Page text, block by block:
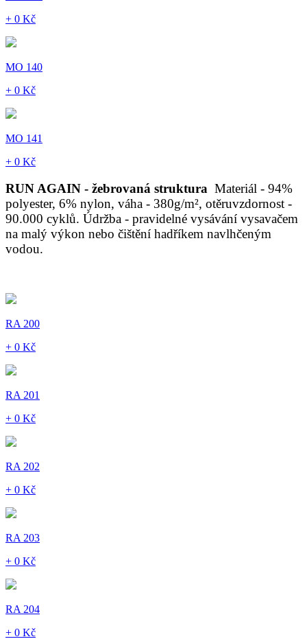
+ 0 Kč
MO 140
+ 0 Kč
MO 141
+ 0 Kč
RUN AGAIN - žebrovaná struktura Materiál - 94%
polyester, 6% nylon, váha - 380g/m², otěruvzdornost -
90.000 cyklů. Údržba - pravidelné vysávání vysavačem
na malý výkon nebo čištění hadříkem navlhčeným
vodou.
RA 200
+ 0 Kč
RA 201
+ 0 Kč
RA 202
+ 0 Kč
RA 203
+ 0 Kč
RA 204
+ 0 Kč